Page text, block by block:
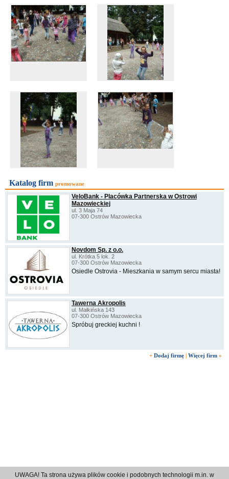
Katalog firm promowane
VeloBank - Placówka Partnerska w Ostrowi
Mazowieckiej
ul. 3 Maja 74
07-300 Ostrów Mazowiecka
Novdom Sp. z o.o.
ul. Krótka 5 lok. 2
07-300 Ostrów Mazowiecka
Osiedle Ostrovia - Mieszkania w samym sercu miasta!
Tawerna Akropolis
ul. Małkińska 143
07-300 Ostrów Mazowiecka
Spróbuj greckiej kuchni !
+ Dodaj firmę | Więcej firm »
UWAGA! Ta strona używa plików cookie i podobnych technologii m.in. w